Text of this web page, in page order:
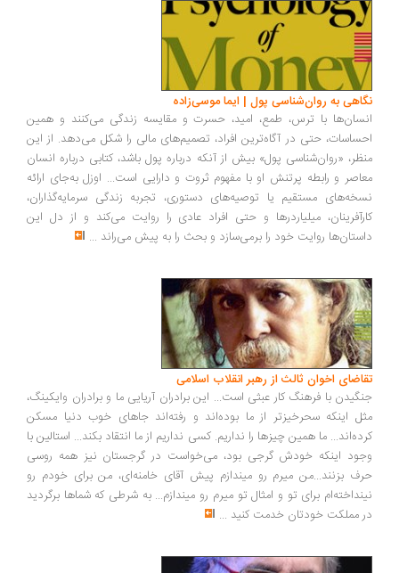
به روان‌شناسی پول | ایما موسی‌زاده
با ترس، طمع، امید، حسرت و مقایسه زندگی می‌کنند و همین
حتی در آگاه‌ترین افراد، تصمیم‌های مالی را شکل می‌دهد. از این
«روان‌شناسی پول» بیش از آنکه درباره پول باشد، کتابی درباره انسان
و رابطه پرتنش او با مفهوم ثروت و دارایی است... اوزل به‌جای ارائه
مستقیم یا توصیه‌های دستوری، تجربه زندگی سرمایه‌گذاران،
میلیاردرها و حتی افراد عادی را روایت می‌کند و از دل این
روایت خود را برمی‌سازد و بحث را به پیش می‌راند ...
اخوان ثالث از رهبر انقلاب اسلامی
با فرهنگ کار عبثی است... این برادران آریایی ما و برادران وایکینگ،
اینکه سحرخیزتر از ما بوده‌اند و رفته‌اند جاهای خوب دنیا مسکن
ما همین چیزها را نداریم. کسی نداریم از ما انتقاد بکند... استالین با
اینکه خودش گرجی بود، می‌خواست در گرجستان نیز همه روسی
بزنند...من میرم رو میندازم پیش آقای خامنه‌ای، من برای خودم رو
برای تو و امثال تو میرم رو میندازم... به شرطی که شماها برگردید
مملکت خودتان خدمت کنید...